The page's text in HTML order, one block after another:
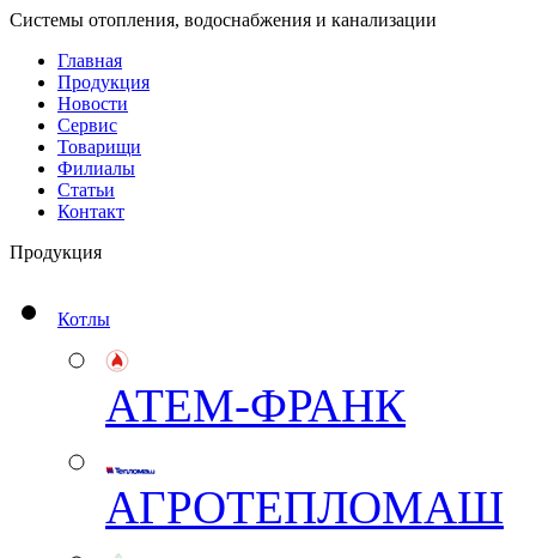
Системы отопления, водоснабжения и канализации
Главная
Продукция
Новости
Сервис
Товарищи
Филиалы
Статьи
Контакт
Продукция
Котлы
АТЕМ-ФРАНК
АГРОТЕПЛОМАШ